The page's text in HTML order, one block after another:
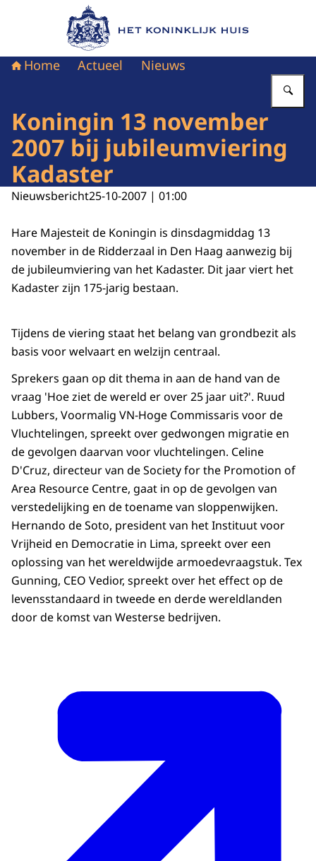
Naar de homepage van Het Koninklijk Huis
Home Actueel Nieuws
Koningin 13 november
2007 bij jubileumviering
Kadaster
Nieuwsbericht25-10-2007 | 01:00
Hare Majesteit de Koningin is dinsdagmiddag 13
november in de Ridderzaal in Den Haag aanwezig bij
de jubileumviering van het Kadaster. Dit jaar viert het
Kadaster zijn 175-jarig bestaan.
Tijdens de viering staat het belang van grondbezit als
basis voor welvaart en welzijn centraal.
Sprekers gaan op dit thema in aan de hand van de
vraag 'Hoe ziet de wereld er over 25 jaar uit?'. Ruud
Lubbers, Voormalig VN-Hoge Commissaris voor de
Vluchtelingen, spreekt over gedwongen migratie en
de gevolgen daarvan voor vluchtelingen. Celine
D'Cruz, directeur van de Society for the Promotion of
Area Resource Centre, gaat in op de gevolgen van
verstedelijking en de toename van sloppenwijken.
Hernando de Soto, president van het Instituut voor
Vrijheid en Democratie in Lima, spreekt over een
oplossing van het wereldwijde armoedevraagstuk. Tex
Gunning, CEO Vedior, spreekt over het effect op de
levensstandaard in tweede en derde wereldlanden
door de komst van Westerse bedrijven.